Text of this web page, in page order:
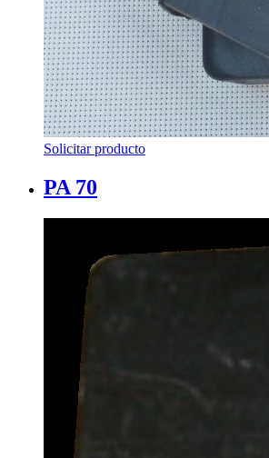
Solicitar producto
PA 70